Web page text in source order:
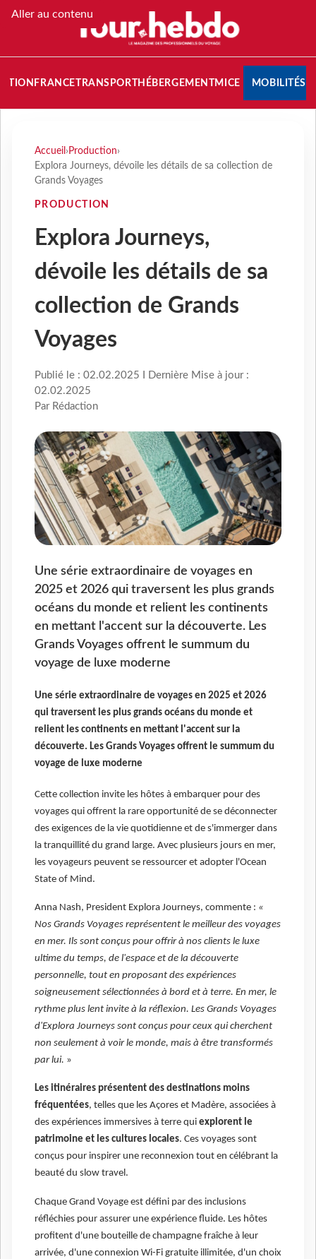
Aller au contenu
FRANCETRANSPORT HÉBERGEMENTMICE MOBILITÉS
Accueil › Production›
Explora Journeys, dévoile les détails de sa collection de
Grands Voyages
PRODUCTION
Explora Journeys,
dévoile les détails de sa
collection de Grands
Voyages
Publié le : 02.02.2025 I Dernière Mise à jour :
02.02.2025
Par Rédaction
Une série extraordinaire de voyages en
2025 et 2026 qui traversent les plus grands
océans du monde et relient les continents
en mettant l'accent sur la découverte. Les
Grands Voyages offrent le summum du
voyage de luxe moderne
Une série extraordinaire de voyages en 2025 et 2026
qui traversent les plus grands océans du monde et
relient les continents en mettant l'accent sur la
découverte. Les Grands Voyages offrent le summum du
voyage de luxe moderne
Cette collection invite les hôtes à embarquer pour des
voyages qui offrent la rare opportunité de se déconnecter
des exigences de la vie quotidienne et de s'immerger dans
la tranquillité du grand large. Avec plusieurs jours en mer,
les voyageurs peuvent se ressourcer et adopter l'Ocean
State of Mind.
Anna Nash, President Explora Journeys, commente : «
Nos Grands Voyages représentent le meilleur des voyages
en mer. Ils sont conçus pour offrir à nos clients le luxe
ultime du temps, de l'espace et de la découverte
personnelle, tout en proposant des expériences
soigneusement sélectionnées à bord et à terre. En mer, le
rythme plus lent invite à la réflexion. Les Grands Voyages
d'Explora Journeys sont conçus pour ceux qui cherchent
non seulement à voir le monde, mais à être transformés
par lui. »
Les itinéraires présentent des destinations moins
fréquentées, telles que les Açores et Madère, associées à
des expériences immersives à terre qui explorent le
patrimoine et les cultures locales. Ces voyages sont
conçus pour inspirer une reconnexion tout en célébrant la
beauté du slow travel.
Chaque Grand Voyage est défini par des inclusions
réfléchies pour assurer une expérience fluide. Les hôtes
profitent d'une bouteille de champagne fraîche à leur
arrivée, d'une connexion Wi-Fi gratuite illimitée, d'un choix